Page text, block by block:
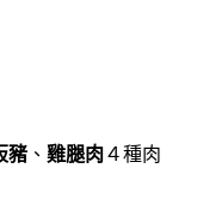
豬 、 雞腿肉 ４種肉